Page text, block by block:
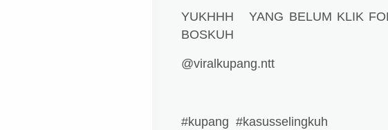
YUKHHH YANG BELUM KLIK
BOSKUH
@viralkupang.ntt
#kupang #kasusselingkuh